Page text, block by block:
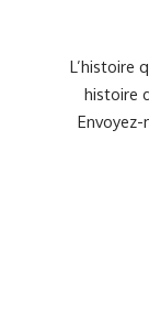
L’histoire
histoire